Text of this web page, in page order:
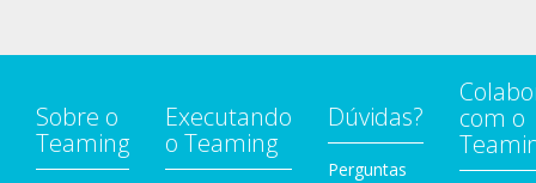
Sobre o
Teaming
Executando
o Teaming
Dúvidas?
Perguntas
com o